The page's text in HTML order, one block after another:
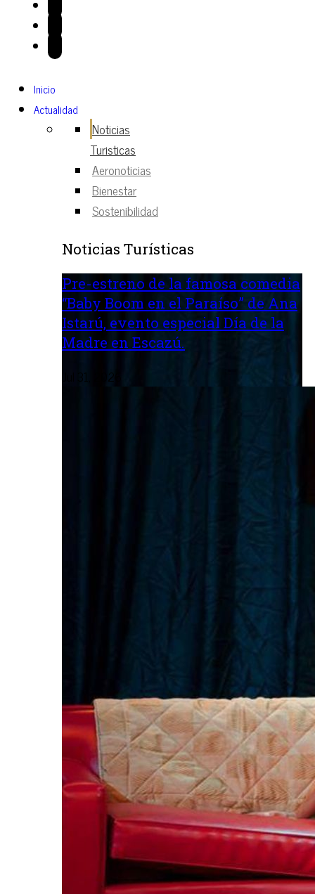
Inicio
Actualidad
Noticias
Turisticas
Aeronoticias
Bienestar
Sostenibilidad
Noticias Turísticas
Pre-estreno de la famosa comedia
“Baby Boom en el Paraíso” de Ana
Istarú, evento especial Día de la
Madre en Escazú.
Jul 31, 2026